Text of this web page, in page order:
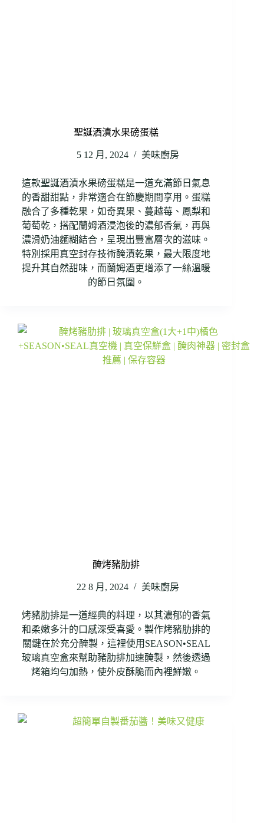
聖誕酒漬水果磅蛋糕
5 12 月, 2024 美味廚房
這款聖誕酒漬水果磅蛋糕是一道充滿節日氣息
的香甜甜點，非常適合在節慶期間享用。蛋糕
融合了多種乾果，如奇異果、蔓越莓、鳳梨和
葡萄乾，搭配蘭姆酒浸泡後的濃郁香氣，再與
濃滑奶油麵糊結合，呈現出豐富層次的滋味。
特別採用真空封存技術醃漬乾果，最大限度地
提升其自然甜味，而蘭姆酒更增添了一絲溫暖
的節日氛圍。
醃烤豬肋排
22 8 月, 2024 美味廚房
烤豬肋排是一道經典的料理，以其濃郁的香氣
和柔嫩多汁的口感深受喜愛。製作烤豬肋排的
關鍵在於充分醃製，這裡使用SEASON•SEAL
玻璃真空盒來幫助豬肋排加速醃製，然後透過
烤箱均勻加熱，使外皮酥脆而內裡鮮嫩。